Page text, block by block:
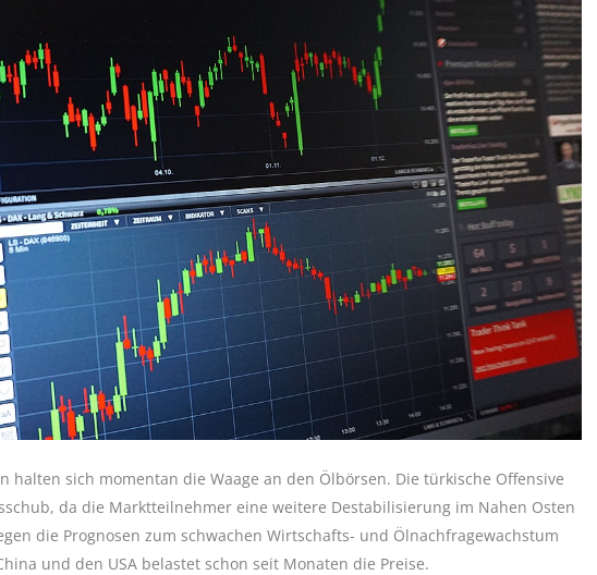
halten sich momentan die Waage an den Ölbörsen. Die türkische Offensive
da die Marktteilnehmer eine weitere Destabilisierung im Nahen Osten
die Prognosen zum schwachen Wirtschafts- und Ölnachfragewachstum
und den USA belastet schon seit Monaten die Preise.